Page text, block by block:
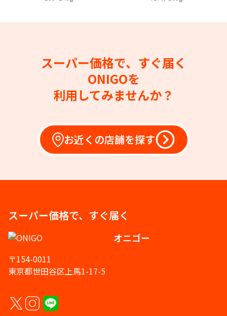
スーパー価格で、すぐ届く
ONIGOを
利用してみませんか？
お近くの店舗を探す
スーパー価格で、すぐ届く
オニゴー
〒154-0011
東京都世田谷区上馬1-17-5